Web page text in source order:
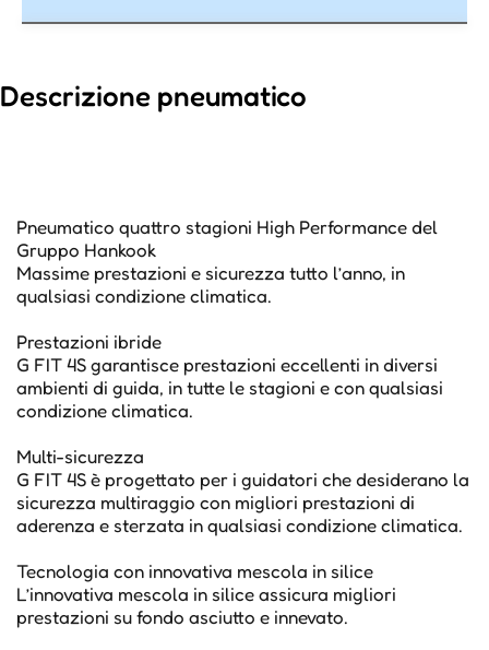
Descrizione pneumatico
Pneumatico quattro stagioni High Performance del
Gruppo Hankook
Massime prestazioni e sicurezza tutto l’anno, in
qualsiasi condizione climatica.
Prestazioni ibride
G FIT 4S garantisce prestazioni eccellenti in diversi
ambienti di guida, in tutte le stagioni e con qualsiasi
condizione climatica.
Multi-sicurezza
G FIT 4S è progettato per i guidatori che desiderano la
sicurezza multiraggio con migliori prestazioni di
aderenza e sterzata in qualsiasi condizione climatica.
Tecnologia con innovativa mescola in silice
L’innovativa mescola in silice assicura migliori
prestazioni su fondo asciutto e innevato.